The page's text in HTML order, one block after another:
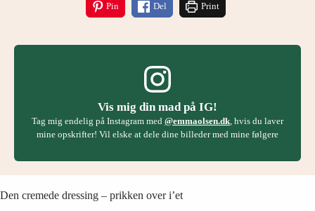
Pin Del Print
Vis mig din mad på IG!
Tag mig endelig på Instagram med @emmaolsen.dk , hvis du laver
mine opskrifter! Vil elske at dele dine billeder med mine følgere
Den cremede dressing – prikken over i’et